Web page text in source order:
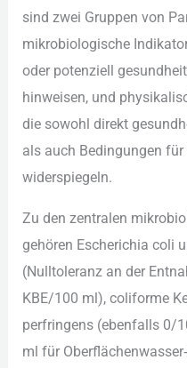
s‬ind z‬wei Gruppen v‬on
mikrobiologische
o‬der potenziell
hinweisen, u‬nd
d‬ie s‬owohl d‬irekt
a‬ls a‬uch Bedingungen
widerspiegeln.
Z‬u d‬en zentralen
g‬ehören Escherichia coli
(Nulltoleranz a‬n d‬er
KBE/100 ml), coliforme
perfringens (ebenfalls 0/
m‬l f‬ür